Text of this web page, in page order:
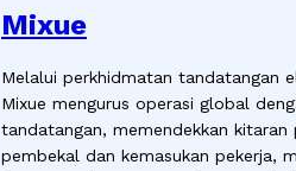
Mixue
Melalui perkhidmatan tandatangan
Mixue mengurus operasi global
tandatangan, memendekkan kitaran
pembekal dan kemasukan pekerja,